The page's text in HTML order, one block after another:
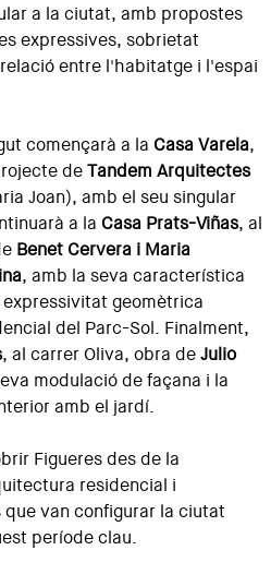
a la ciutat, amb propostes
expressives, sobrietat
entre l'habitatge i l'espai
començarà a la Casa Varela,
deTandem Arquitectes
Joan), amb el seu singular
a la Casa Prats-Viñas, al
Benet Cervera i Maria
, amb la seva característica
geomètrica
del Parc-Sol. Finalment,
, al carrer Oliva, obra deJulio
modulació de façana i la
amb el jardí.
Figueres des de la
residencial i
van configurar la ciutat
període clau.